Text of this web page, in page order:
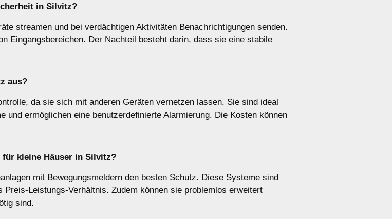
in Silvitz?
streamen und bei verdächtigen Aktivitäten Benachrichtigungen senden.
Eingangsbereichen. Der Nachteil besteht darin, dass sie eine stabile
aus?
da sie sich mit anderen Geräten vernetzen lassen. Sie sind ideal
und ermöglichen eine benutzerdefinierte Alarmierung. Die Kosten können
für kleine Häuser in Silvitz?
mit Bewegungsmeldern den besten Schutz. Diese Systeme sind
Leistungs-Verhältnis. Zudem können sie problemlos erweitert
sind.